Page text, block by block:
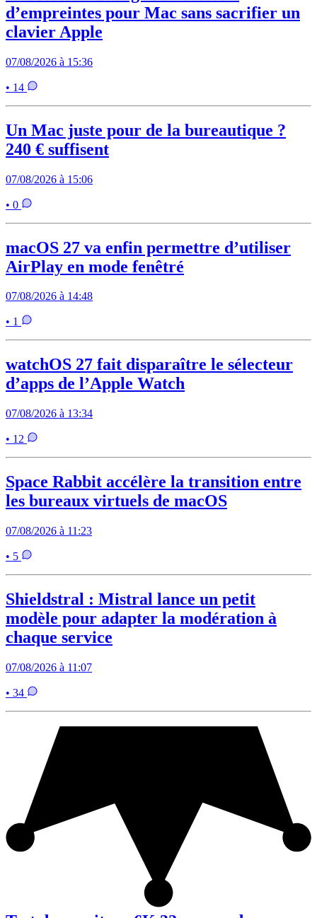
d’empreintes pour Mac sans sacrifier un
clavier Apple
07/08/2026 à 15:36
• 14
Un Mac juste pour de la bureautique ?
240 € suffisent
07/08/2026 à 15:06
• 0
macOS 27 va enfin permettre d’utiliser
AirPlay en mode fenêtré
07/08/2026 à 14:48
• 1
watchOS 27 fait disparaître le sélecteur
d’apps de l’Apple Watch
07/08/2026 à 13:34
• 12
Space Rabbit accélère la transition entre
les bureaux virtuels de macOS
07/08/2026 à 11:23
• 5
Shieldstral : Mistral lance un petit
modèle pour adapter la modération à
chaque service
07/08/2026 à 11:07
• 34